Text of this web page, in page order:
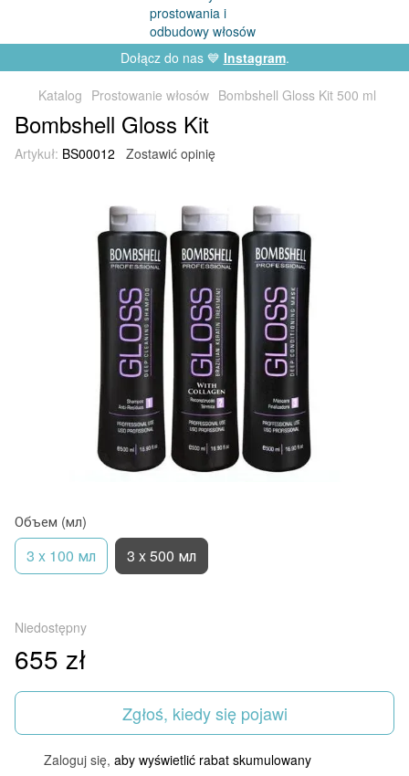
Dołącz do nas 💙 Instagram.
Katalog Prostowanie włosów Bombshell Gloss Kit 500 ml
Bombshell Gloss Kit
Artykuł: BS00012 Zostawić opinię
Объем (мл)
3 x 100 мл 3 x 500 мл
Niedostępny
655 zł
Zgłoś, kiedy się pojawi
Zaloguj się, aby wyświetlić rabat skumulowany